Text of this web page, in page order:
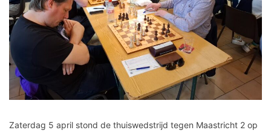
Zaterdag 5 april stond de thuiswedstrijd tegen Maastricht 2 op